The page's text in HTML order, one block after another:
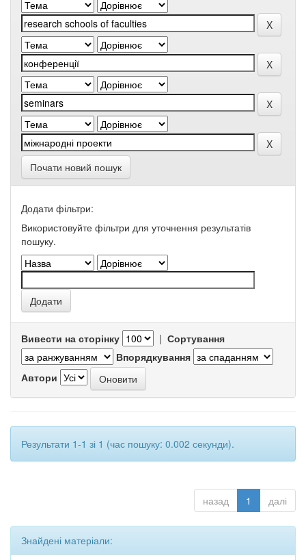
Почати новий пошук
Додати фільтри:
Використовуйте фільтри для уточнення результатів
пошуку.
Вивести на сторінку | Сортування
Впорядкування
Автори
Результати 1-1 зі 1 (час пошуку: 0.002 секунди).
назад 1 далі
Знайдені матеріали: